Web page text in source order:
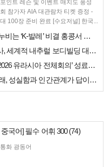
인트 레슨 및 이벤트 매치도 풍성
참가자 AIA 대관람차 티켓 증정 -
최대 100장 준비 완료 [수요저널] 한국...
[홍콩한인] 세계 무대 누비는 ‘K-발레’ 비결 홍콩서 연다… 정발레스튜…
[홍콩한인] 이흥수 약사, 세계적 내추럴 보디빌딩 대회 WNBF 홍콩서 …
[홍콩한인] 민주평통 ‘2026 유라시아 전체회의’ 성료… 이재명 대통령…
[인터뷰] "불확실한 미래, 성실함과 인간관계가 답이다"… 최강욱 한은 …
국어] 필수 어휘 300 (74)
푸통화 광동어